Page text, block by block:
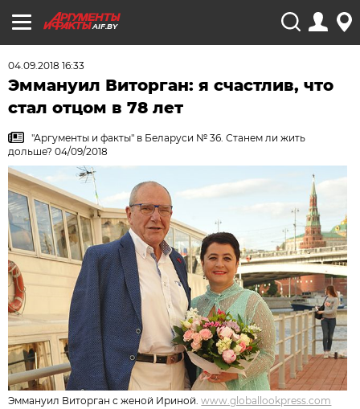
AIF.BY
04.09.2018 16:33
Эммануил Виторган: я счастлив, что
стал отцом в 78 лет
"Аргументы и факты" в Беларуси № 36. Станем ли жить
дольше? 04/09/2018
Эммануил Виторган с женой Ириной. www.globallookpress.com